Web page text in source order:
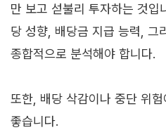
만 보고 섣불리 투자하는 것입
당 성향, 배당금 지급 능력, 그
종합적으로 분석해야 합니다.
또한, 배당 삭감이나 중단 위
좋습니다.